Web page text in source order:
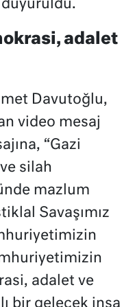
adalet
Davutoğlu,
video mesaj
“Gazi
silah
mazlum
Savaşımız
adalet ve
bir gelecek inşa